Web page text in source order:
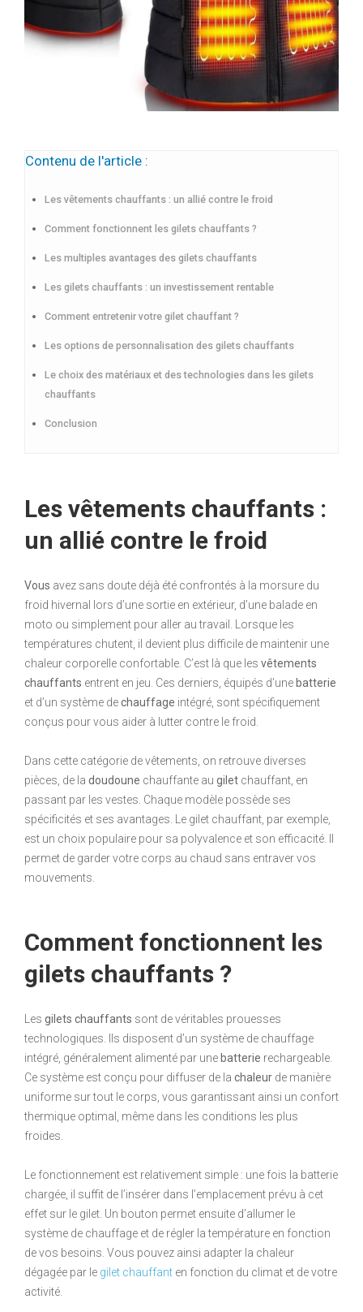
Contenu de l'article :
Les vêtements chauffants : un allié contre le froid
Comment fonctionnent les gilets chauffants ?
Les multiples avantages des gilets chauffants
Les gilets chauffants : un investissement rentable
Comment entretenir votre gilet chauffant ?
Les options de personnalisation des gilets chauffants
Le choix des matériaux et des technologies dans les gilets
chauffants
Conclusion
Les vêtements chauffants :
un allié contre le froid
Vous avez sans doute déjà été confrontés à la morsure du
froid hivernal lors d’une sortie en extérieur, d’une balade en
moto ou simplement pour aller au travail. Lorsque les
températures chutent, il devient plus difficile de maintenir une
chaleur corporelle confortable. C’est là que les vêtements
chauffants entrent en jeu. Ces derniers, équipés d’une batterie
et d’un système dechauffage intégré, sont spécifiquement
conçus pour vous aider à lutter contre le froid.
Dans cette catégorie de vêtements, on retrouve diverses
pièces, de la doudoune chauffante au gilet chauffant, en
passant par les vestes. Chaque modèle possède ses
spécificités et ses avantages. Le gilet chauffant, par exemple,
est un choix populaire pour sa polyvalence et son efficacité. Il
permet de garder votre corps au chaud sans entraver vos
mouvements.
Comment fonctionnent les
gilets chauffants ?
Les gilets chauffants sont de véritables prouesses
technologiques. Ils disposent d’un système de chauffage
intégré, généralement alimenté par une batterie rechargeable.
Ce système est conçu pour diffuser de la chaleur de manière
uniforme sur tout le corps, vous garantissant ainsi un confort
thermique optimal, même dans les conditions les plus
froides.
Le fonctionnement est relativement simple : une fois la batterie
chargée, il suffit de l’insérer dans l’emplacement prévu à cet
effet sur le gilet. Un bouton permet ensuite d’allumer le
système de chauffage et de régler la température en fonction
de vos besoins. Vous pouvez ainsi adapter la chaleur
dégagée par le gilet chauffant en fonction du climat et de votre
activité.